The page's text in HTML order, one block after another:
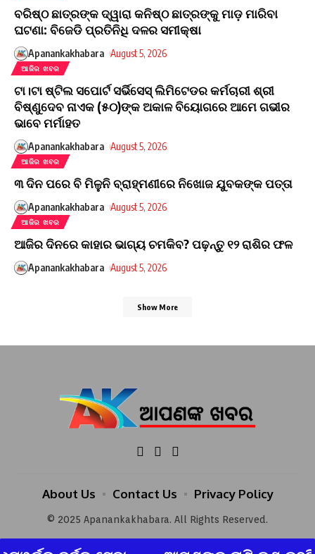
ବରିଷ୍ଠ ଛାତ୍ରଙ୍କ ଦ୍ୱାରା କନିଷ୍ଠ ଛାତ୍ରଙ୍କୁ ମାଡ଼ ମାରିବା
ଘଟଣା: ବିଜେଡି ପ୍ରତିନିଧି ଦଳର ସମୀକ୍ଷା
Apanankakhabara August 5, 2026
ଆଜିର ଖବର
ଟା।ଟା ଷ୍ଟିଲ ସପୋର୍ଟ ସର୍ଭିସେସ୍ ଲିମିଟେଡର କର୍ମଚାରୀ ଶ୍ରୀ
ବିଷ୍ଣୁଦେବ ନାଏକ (୫୦)ଙ୍କ ଅକାଳ ବିୟୋଗରେ ଆମେ ଗଭୀର
ଭାବେ ମର୍ମାହତ
Apanankakhabara August 5, 2026
ଆଜିର ଖବର
୩ ଦିନ ପରେ ବି ମିଳୁନି ବ୍ରାହ୍ମଣୀରେ ନିଖୋଜ ଯୁବକଙ୍କ ପତ୍ତା
Apanankakhabara August 5, 2026
ଆଜିର ଖବର
ଆଜିର ଦିନରେ କାହାର ଭାଗ୍ୟ ଚମକିବ? ପଢ଼ନ୍ତୁ ୧୨ ରାଶିର ଫଳ
Apanankakhabara August 5, 2026
Show More
© 2025 Apanankakhabara. All Rights Reserved.
About Us Contact Us Privacy Policy